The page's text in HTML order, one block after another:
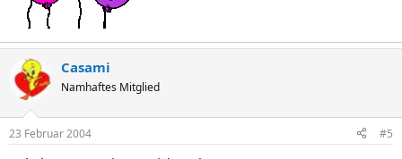
Casami
Namhaftes Mitglied
23 Februar 2004 #5